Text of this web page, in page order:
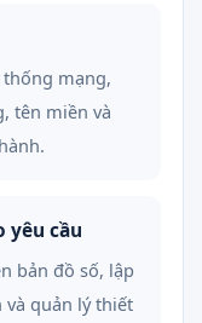
mạng,
tên miền và
yêu cầu
bản đồ số, lập
quản lý thiết